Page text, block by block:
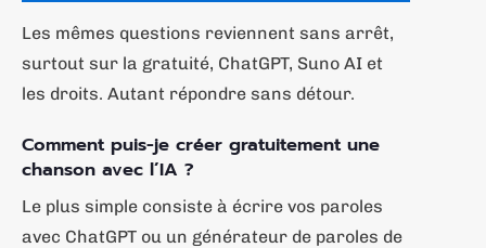
Les mêmes questions reviennent sans arrêt,
surtout sur la gratuité, ChatGPT, Suno AI et
les droits. Autant répondre sans détour.
Comment puis-je créer gratuitement une
chanson avec l’IA ?
Le plus simple consiste à écrire vos paroles
avec ChatGPT ou un générateur de paroles de